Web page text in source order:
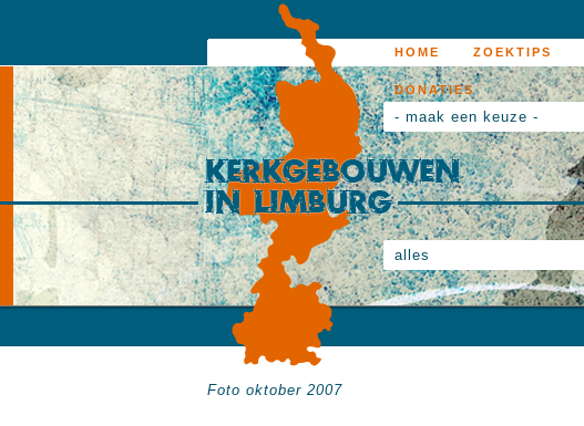
HOME ZOEKTIPS
DONATIES
- maak een keuze -
alles
Foto oktober 2007